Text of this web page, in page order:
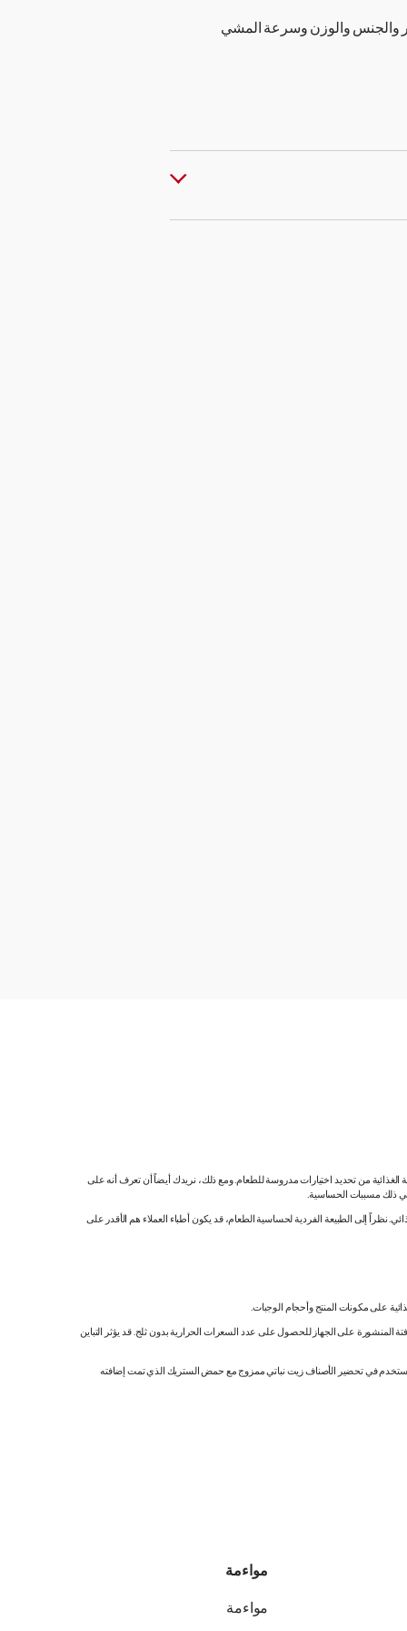
والجنس والوزن وسرعة المشي
الغذائية من تحديد اختيارات مدروسة للطعام. ومع ذلك، نريدك أيضاً أن تعرف أنه على
في ذلك مسببات الحساسية.
نظراً إلى الطبيعة الفردية لحساسية الطعام، قد يكون أطباء العملاء هم الأقدر على
على مكونات المنتج وأحجام الوجبات.
المنشورة على الجهاز للحصول على عدد السعرات الحرارية بدون ثلج. قد يؤثر التباين
نستخدم في تحضير الأصناف زيت نباتي ممزوج مع حمض الستريك الذي تمت إضافته
مواءمة
مواءمة